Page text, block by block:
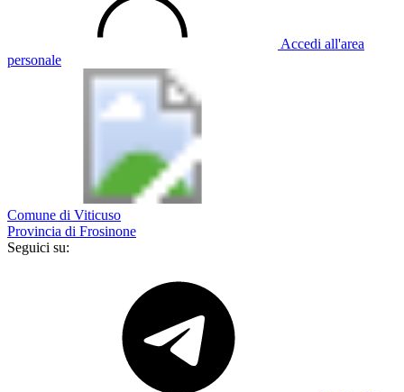
Accedi all'area
personale
Comune di Viticuso
Provincia di Frosinone
Seguici su: